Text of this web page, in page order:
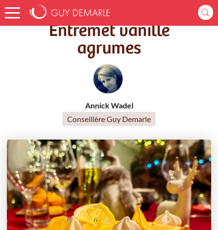
Accueil Recettes Entremet vanille agrumes
Entremet vanille
agrumes
Annick Wadel
Conseillère Guy Demarle